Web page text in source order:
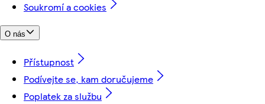
Soukromí a cookies
O nás
Přístupnost
Podívejte se, kam doručujeme
Poplatek za službu